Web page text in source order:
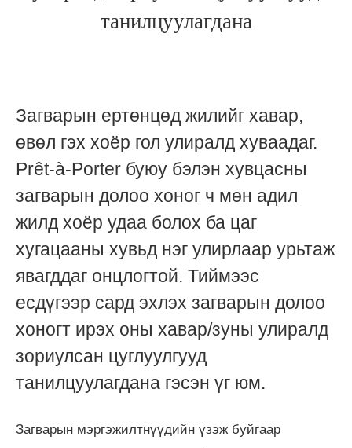
танилцуулагдана
Загварын ертөнцөд жилийг хавар,
өвөл гэх хоёр гол улиралд хуваадаг.
Prêt-à-Porter буюу бэлэн хувцасны
загварын долоо хоног ч мөн адил
жилд хоёр удаа болох ба цаг
хугацааны хувьд нэг улирлаар урьтаж
явагддаг онцлогтой. Тиймээс
есдүгээр сард эхлэх загварын долоо
хоногт ирэх оны хавар/зуны улиралд
зориулсан цуглуулгууд
танилцуулагдана гэсэн үг юм.
Загварын мэргэжилтнүүдийн үзэж буйгаар